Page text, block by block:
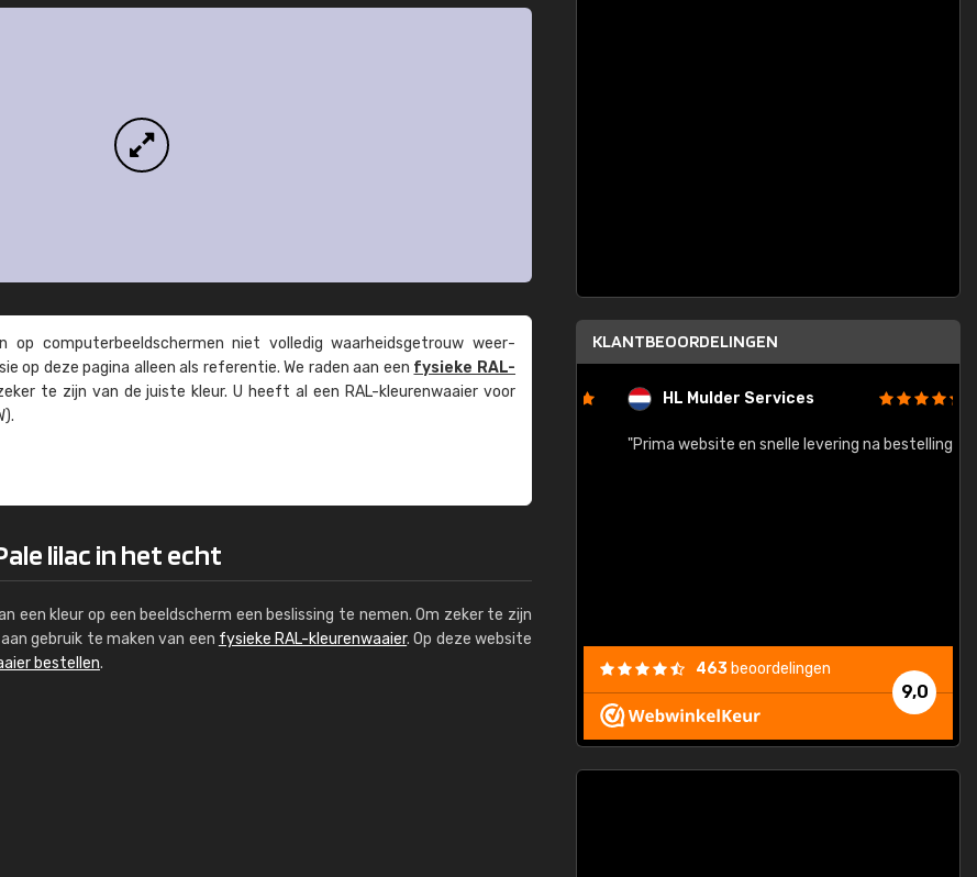
op computer­beeld­schermen niet volledig waarheids­­getrouw weer­
op deze pagina alleen als referentie. We raden aan een fysieke RAL-
te zijn van de juiste kleur. U heeft al een RAL-kleuren­waaier voor
lilac in het echt
een kleur op een beeldscherm een beslissing te nemen. Om zeker te zijn
gebruik te maken van een fysieke RAL-kleurenwaaier. Op deze website
bestellen.
KLANTBEOORDELINGEN
Kambier BV HL Mulder Services
"Prima website en snelle levering na bestelling"
9,0
463 beoordelingen